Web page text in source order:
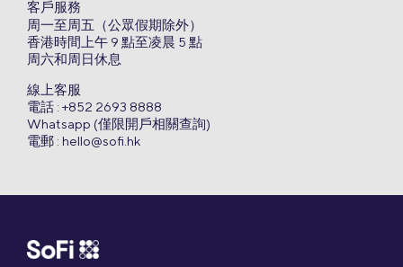
客戶服務
周一至周五（公眾假期除外）
香港時間上午 9 點至凌晨 5 點
周六和周日休息
線上客服
電話 : +852 2693 8888
Whatsapp (僅限開戶相關查詢)
電郵 : hello@sofi.hk